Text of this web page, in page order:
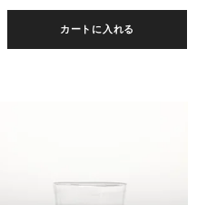
カートに入れる